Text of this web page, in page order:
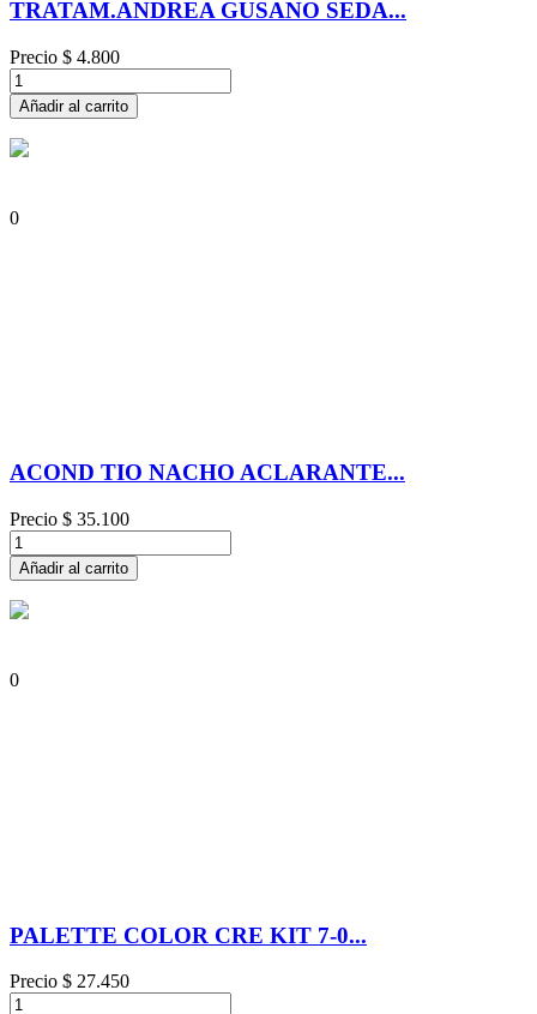
TRATAM.ANDREA GUSANO SEDA...
Precio $ 4.800
Añadir al carrito
0
ACOND TIO NACHO ACLARANTE...
Precio $ 35.100
Añadir al carrito
0
PALETTE COLOR CRE KIT 7-0...
Precio $ 27.450